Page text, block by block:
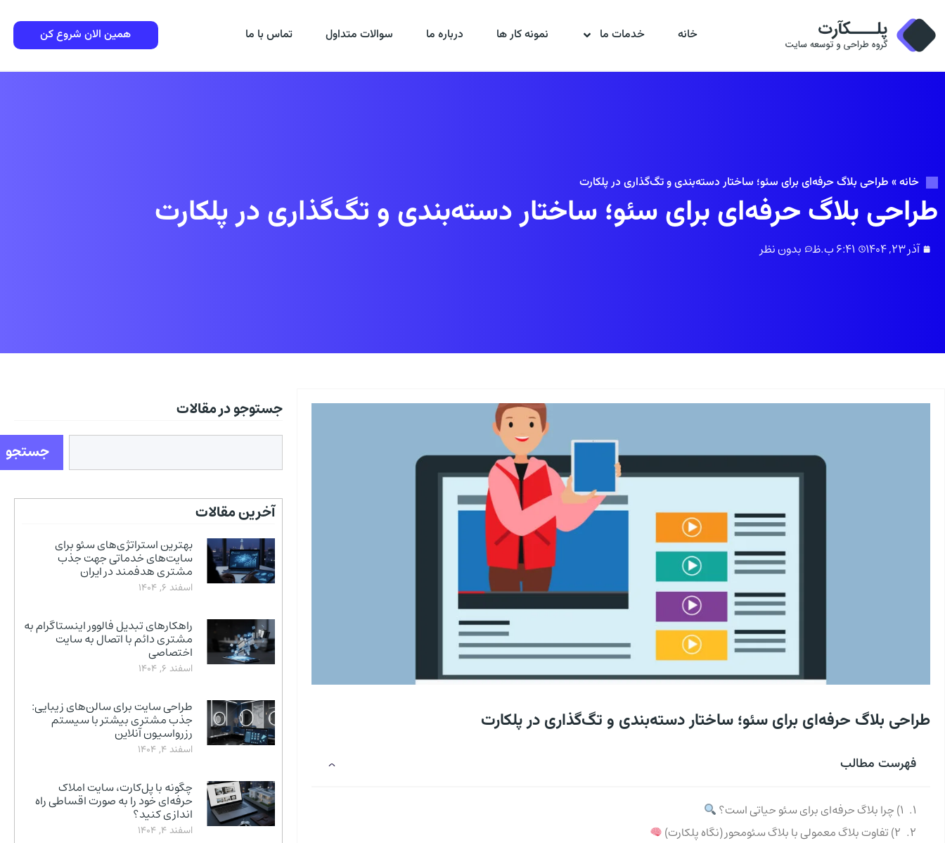
خانه خدمات ما نمونه کار ها درباره ما سوالات متداول تماس با ما همین الان شروع کن
خانه» طراحی بلاگ حرفه‌ای برای سئو؛ ساختار دسته‌بندی و تگ‌گذاری در پلکارت
طراحی بلاگ حرفه‌ای برای سئو؛ ساختار دسته‌بندی و تگ‌گذاری در پلکارت
آذر 23, 1404 6:41 ب.ظ بدون نظر
طراحی بلاگ حرفه‌ای برای سئو؛ ساختار دسته‌بندی و تگ‌گذاری در پلکارت
فهرست مطالب
۱) چرا بلاگ حرفه‌ای برای سئو حیاتی است؟
۲) تفاوت بلاگ معمولی با بلاگ سئو‌محور (نگاه پلکارت)
جستوجو در مقالات
جستجو
آخرین مقالات
بهترین استراتژی‌های سئو برای
سایت‌های خدماتی جهت جذب
مشتری هدفمند در ایران
اسفند 6, 1404
راهکارهای تبدیل فالوور اینستاگرام به
مشتری دائم با اتصال به سایت
اختصاصی
اسفند 6, 1404
طراحی سایت برای سالن‌های زیبایی:
جذب مشتری بیشتر با سیستم
رزرواسیون آنلاین
اسفند 4, 1404
چگونه با پل‌کارت، سایت املاک
حرفه‌ای خود را به صورت اقساطی راه
اندازی کنید؟
اسفند 4, 1404